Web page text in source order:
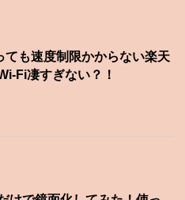
ても速度制限かからない楽天
Fi凄すぎない？！